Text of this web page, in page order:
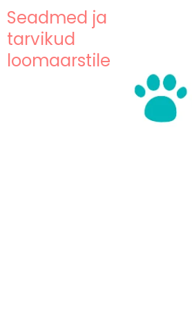
content
Skip
to
content
Seadmed ja
tarvikud
loomaarstile